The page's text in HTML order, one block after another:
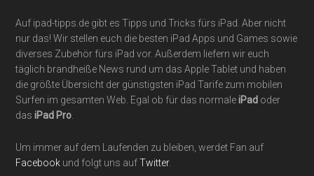
Auf ipad-tipps.de gibt es Tipps und Tricks fürs iPad. Aber nicht
nur das! Wir stellen euch die besten iPad Apps und Games sowie
diverses Zubehör fürs iPad vor. Außerdem liefern wir euch
täglich brandheiße News rund um das Apple Tablet und haben
die größte Übersicht der günstigsten iPad Tarife zum mobilen
Surfen im gesamten Web. Egal ob für das normaleiPad oder
dasiPad Pro
Um immer auf dem Laufenden zu bleiben, werdet Fan auf
Facebook und folgt uns aufTwitter.